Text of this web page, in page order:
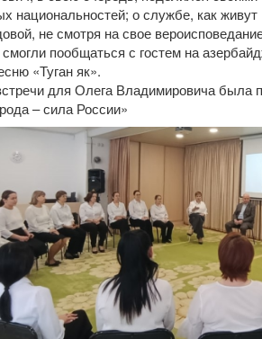
национальностей; о службе, как
не смотря на свое
смогли пообщаться с гостем на
«Туган як».
для Олега Владимировича была
– сила России»